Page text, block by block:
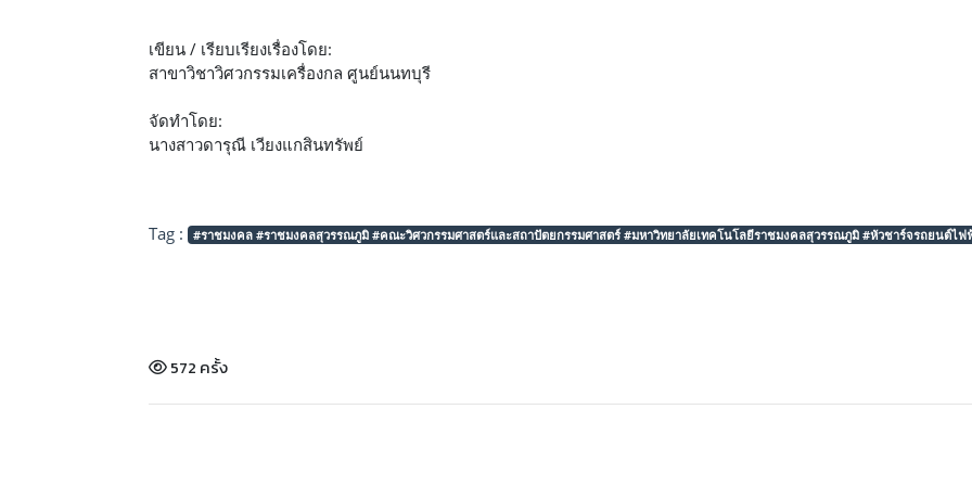
เขียน / เรียบเรียงเรื่องโดย:
สาขาวิชาวิศวกรรมเครื่องกล ศูนย์นนทบุรี
จัดทำโดย:
นางสาวดารุณี เวียงแกสินทรัพย์
Tag : #ราชมงคล #ราชมงคลสุวรรณภูมิ #คณะวิศวกรรมศาสตร์และสถาปัตยกรรมศาสตร์ #มหาวิทยาลัยเทคโนโลยีราชมงคลสุวรรณภูมิ #หัวชาร์จรถยนต์ไฟ
572 ครั้ง